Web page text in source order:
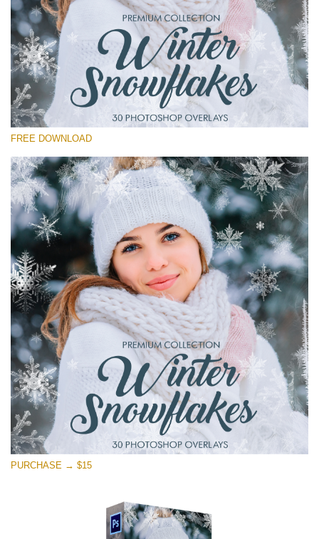
Proszę wybrać
Free Winter Overlay #14
Small 800*533px
Winter Snowflakes
(30 Overlays)
Light Sparkling
(740 Overlays)
Large 6000*4000px
Entire Collection
(1783 Overlays)
Large 6000*4000px
Darmowe Pobieranie
FREE DOWNLOAD
PURCHASE → $15